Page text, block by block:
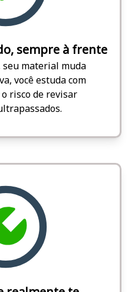
sempre à frente
seu material muda
você estuda com
risco de revisar